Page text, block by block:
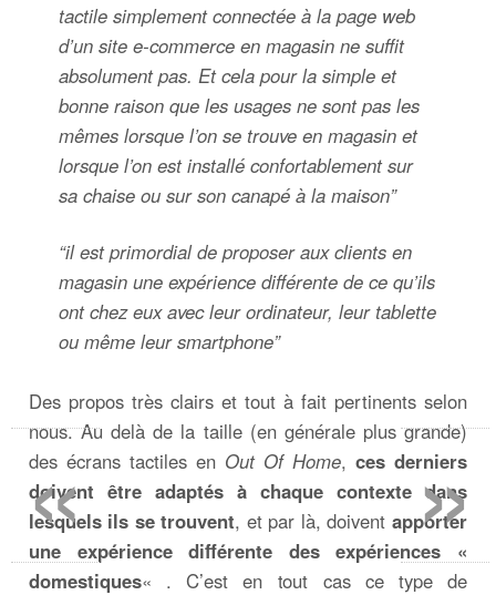
tactile simplement connectée à la page web
d’un site e-commerce en magasin ne suffit
absolument pas. Et cela pour la simple et
bonne raison que les usages ne sont pas les
mêmes lorsque l’on se trouve en magasin et
lorsque l’on est installé confortablement sur
sa chaise ou sur son canapé à la maison”
“il est primordial de proposer aux clients en
magasin une expérience différente de ce qu’ils
ont chez eux avec leur ordinateur, leur tablette
ou même leur smartphone”
Des propos très clairs et tout à fait pertinents selon
nous. Au delà de la taille (en générale plus grande)
des écrans tactiles en Out Of Home, ces derniers
doivent être adaptés à chaque contexte dans
lesquels ils se trouvent, et par là, doivent apporter
une expérience différente des expériences «
domestiques« . C’est en tout cas ce type de
»
«